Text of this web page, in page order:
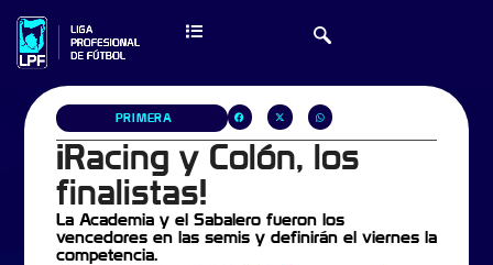
PRIMERA
¡Racing y Colón, los
finalistas!
La Academia y el Sabalero fueron los
vencedores en las semis y definirán el viernes la
competencia.